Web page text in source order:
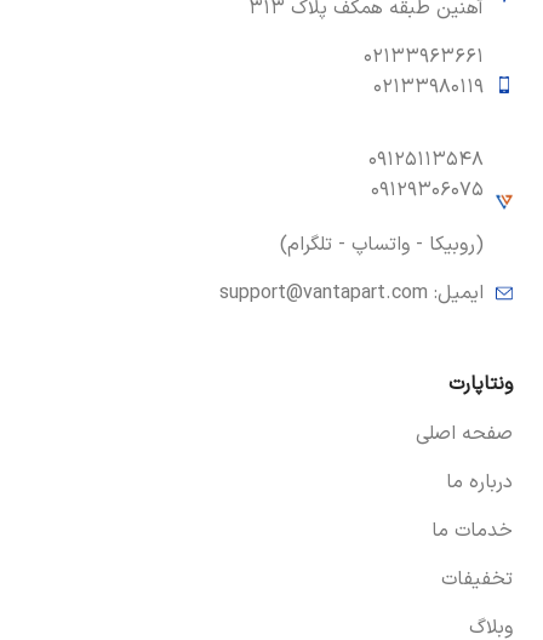
آهنین طبقه همکف پلاک ۳۱۳
۰۲۱۳۳۹۶۳۶۶۱
۰۲۱۳۳۹۸۰۱۱۹
۰۹۱۲۵۱۱۳۵۴۸
۰۹۱۲۹۳۰۶۰۷۵
(روبیکا - واتساپ - تلگرام)
ایمیل: support@vantapart.com
ونتاپارت
صفحه اصلی
درباره ما
خدمات ما
تخفیفات
وبلاگ